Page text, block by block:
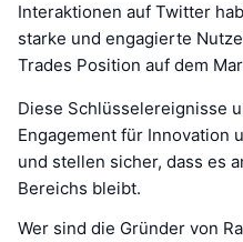
Interaktionen auf Twitter
starke und engagierte
Trades Position auf dem
Diese Schlüsselereignisse
Engagement für Innovation
und stellen sicher, dass es
Bereichs bleibt.
Wer sind die Gründer von